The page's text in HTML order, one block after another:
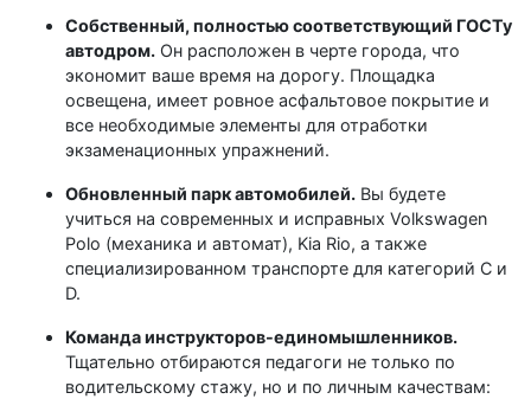
Собственный, полностью соответствующий ГОСТу
автодром. Он расположен в черте города, что
экономит ваше время на дорогу. Площадка
освещена, имеет ровное асфальтовое покрытие и
все необходимые элементы для отработки
экзаменационных упражнений.
Обновленный парк автомобилей. Вы будете
учиться на современных и исправных Volkswagen
Polo (механика и автомат), Kia Rio, а также
специализированном транспорте для категорий C и
D.
Команда инструкторов-единомышленников.
Тщательно отбираются педагоги не только по
водительскому стажу, но и по личным качествам: